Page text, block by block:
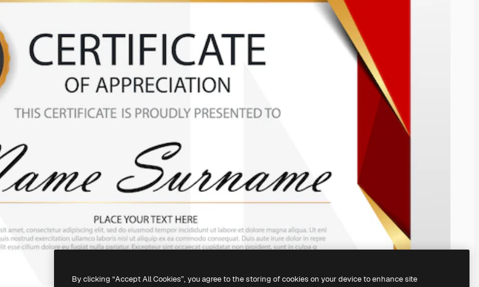
By clicking “Accept All Cookies”, you agree to the storing of cookies on your device to enhance site